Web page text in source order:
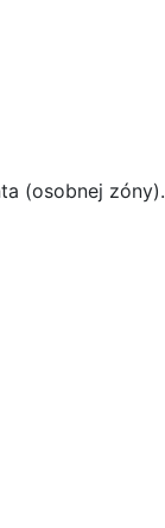
(osobnej zóny).